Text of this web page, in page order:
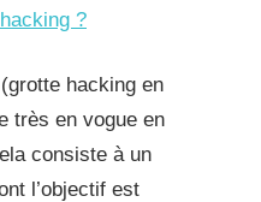
?
hacking en
très en vogue en
consiste à un
l’objectif est